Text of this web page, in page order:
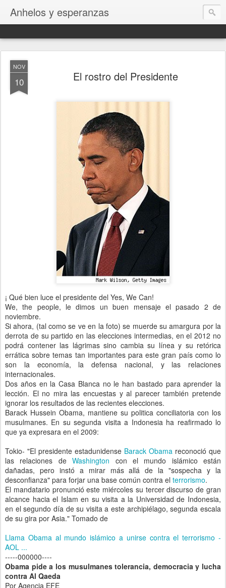
Anhelos y esperanzas
NOV
10 El rostro del Presidente
¡ Qué bien luce el presidente del Yes, We Can!
We, the people, le dimos un buen mensaje el pasado 2 de
noviembre.
Si ahora, (tal como se ve en la foto) se muerde su amargura por la
derrota de su partido en las elecciones intermedias, en el 2012 no
podrá contener las lágrimas sino cambia su línea y su retórica
errática sobre temas tan importantes para este gran país como lo
son la economía, la defensa nacional, y las relaciones
internacionales.
Dos años en la Casa Blanca no le han bastado para aprender la
lección. El no mira las encuestas y al parecer también pretende
ignorar los resultados de las recientes elecciones.
Barack Hussein Obama, mantiene su politica conciliatoria con los
musulmanes. En su segunda visita a Indonesia ha reafirmado lo
que ya expresara en el 2009:
Tokio- "El presidente estadunidense Barack Obama reconoció que
las relaciones deWashington con el mundo islámico están
dañadas, pero instó a mirar más allá de la "sospecha y la
desconfianza" para forjar una base común contra el terrorismo.
El mandatario pronunció este miércoles su tercer discurso de gran
alcance hacia el Islam en su visita a la Universidad de Indonesia,
en el segundo día de su visita a este archipiélago, segunda escala
de su gira por Asia." Tomado de
Llama Obama al mundo islámico a unirse contra el terrorismo -
AOL ...
-----000000----
Obama pide a los musulmanes tolerancia, democracia y lucha
contra Al Qaeda
Por Agencia EFE